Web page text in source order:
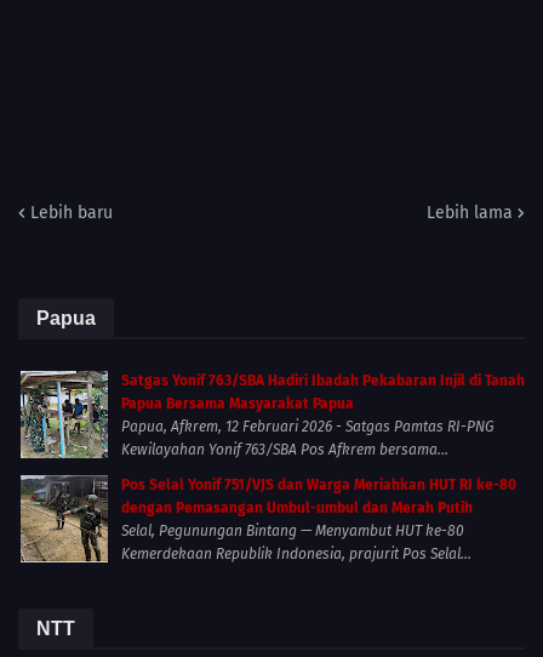
Lebih baru Lebih lama
Papua
Satgas Yonif 763/SBA Hadiri Ibadah Pekabaran Injil di Tanah
Papua Bersama Masyarakat Papua
Papua, Afkrem, 12 Februari 2026 - Satgas Pamtas RI-PNG
Kewilayahan Yonif 763/SBA Pos Afkrem bersama...
Pos Selal Yonif 751/VJS dan Warga Meriahkan HUT RI ke-80
dengan Pemasangan Umbul-umbul dan Merah Putih
Selal, Pegunungan Bintang — Menyambut HUT ke-80
Kemerdekaan Republik Indonesia, prajurit Pos Selal...
NTT